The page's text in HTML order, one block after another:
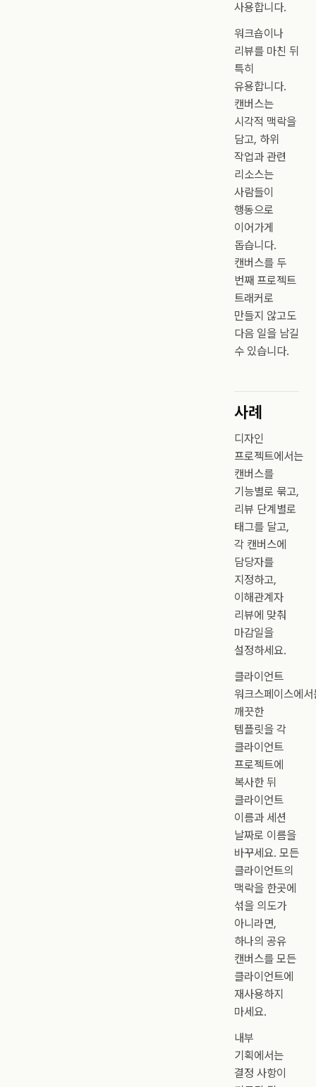
사용합니다.
워크숍이나
리뷰를 마친 뒤
특히
유용합니다.
캔버스는
시각적 맥락을
담고, 하위
작업과 관련
리소스는
사람들이
행동으로
이어가게
돕습니다.
캔버스를 두
번째 프로젝트
트래커로
만들지 않고도
다음 일을 남길
수 있습니다.
사례
디자인
프로젝트에서는
캔버스를
기능별로 묶고,
리뷰 단계별로
태그를 달고,
각 캔버스에
담당자를
지정하고,
이해관계자
리뷰에 맞춰
마감일을
설정하세요.
클라이언트
워크스페이스에서
깨끗한
템플릿을 각
클라이언트
프로젝트에
복사한 뒤
클라이언트
이름과 세션
날짜로 이름을
바꾸세요. 모든
클라이언트의
맥락을 한곳에
섞을 의도가
아니라면,
하나의 공유
캔버스를 모든
클라이언트에
재사용하지
마세요.
내부
기획에서는
결정 사항이